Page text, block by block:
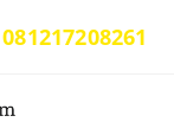
081217208261